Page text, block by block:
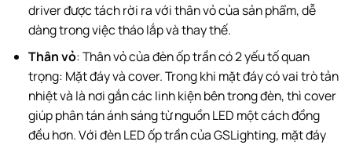
driver được tách rời ra với thân vỏ của sản phẩm, dễ
dàng trong việc tháo lắp và thay thế.
Thân vỏ: Thân vỏ của đèn ốp trần có 2 yếu tố quan
trọng: Mặt đáy và cover. Trong khi mặt đáy có vai trò tản
nhiệt và là nơi gắn các linh kiện bên trong đèn, thì cover
giúp phân tán ánh sáng từ nguồn LED một cách đồng
đều hơn. Với đèn LED ốp trần của GSLighting, mặt đáy